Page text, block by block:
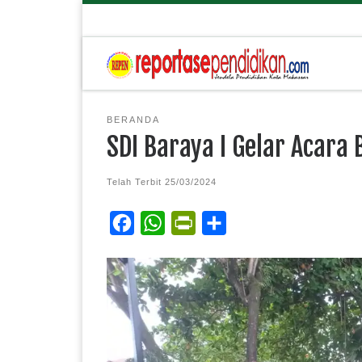
BERANDA
SDI Baraya I Gelar Acara
Telah Terbit 25/03/2024
c
e
b
o
W
a
t
s
A
i
n
t
F
a
r
e